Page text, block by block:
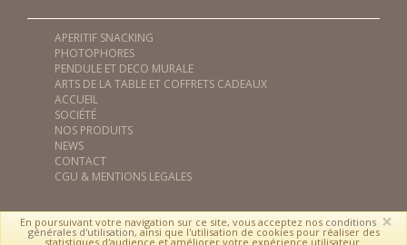
APERITIF SNACKING
PHOTOPHORES
PENDULE ET DECO MURALE
ARTS DE LA TABLE ET COFFRETS CADEAUX
ACCUEIL
SOCIÉTÉ
NOS PRODUITS
NEWS
CONTACT
CGU & MENTIONS LEGALES
©Adelysnet ×
En poursuivant votre navigation sur ce site, vous acceptez nos conditions
générales d'utilisation, ainsi que l'utilisation de cookies pour réaliser des
statistiques d'audience et améliorer votre expérience utilisateur.